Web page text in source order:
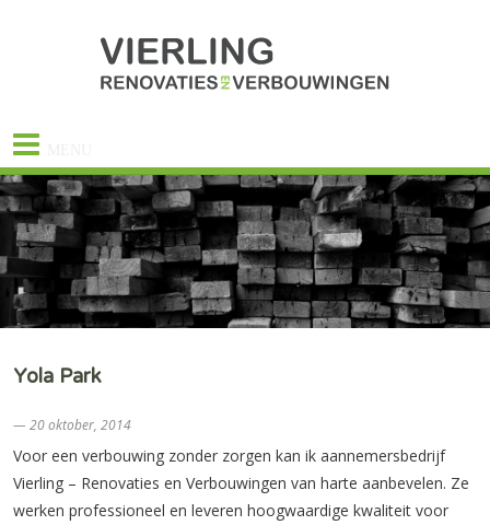
Yola Park
— 20 oktober, 2014
Voor een verbouwing zonder zorgen kan ik aannemersbedrijf
Vierling – Renovaties en Verbouwingen van harte aanbevelen. Ze
werken professioneel en leveren hoogwaardige kwaliteit voor